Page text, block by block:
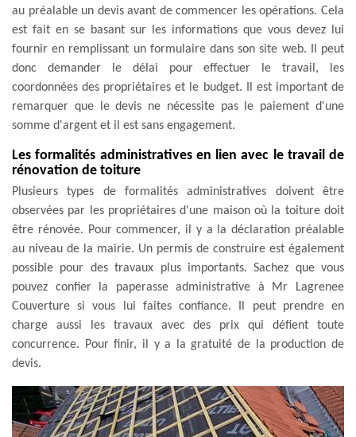
au préalable un devis avant de commencer les opérations. Cela
est fait en se basant sur les informations que vous devez lui
fournir en remplissant un formulaire dans son site web. Il peut
donc demander le délai pour effectuer le travail, les
coordonnées des propriétaires et le budget. Il est important de
remarquer que le devis ne nécessite pas le paiement d'une
somme d'argent et il est sans engagement.
Les formalités administratives en lien avec le travail de
rénovation de toiture
Plusieurs types de formalités administratives doivent être
observées par les propriétaires d'une maison où la toiture doit
être rénovée. Pour commencer, il y a la déclaration préalable
au niveau de la mairie. Un permis de construire est également
possible pour des travaux plus importants. Sachez que vous
pouvez confier la paperasse administrative à Mr Lagrenee
Couverture si vous lui faites confiance. Il peut prendre en
charge aussi les travaux avec des prix qui défient toute
concurrence. Pour finir, il y a la gratuité de la production de
devis.